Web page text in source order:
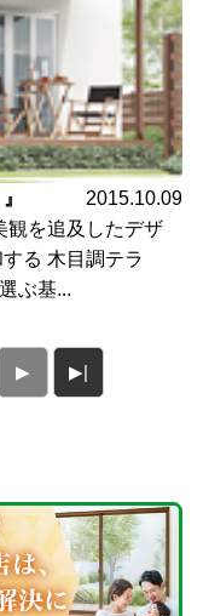
2015.10.09
観を追及したデザ
る 木目調テラ
ぶ基...
▶ ▶|